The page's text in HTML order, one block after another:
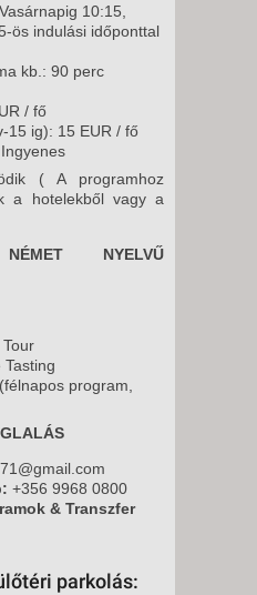
10:15,
ös indulási időponttal
kb.: 90 perc
/ fő
15 ig): 15 EUR / fő
( A programhoz
a hotelekből vagy a
NYELVŰ
Tasting
program,
+356 9968 0800
& Transzfer
parkolás: